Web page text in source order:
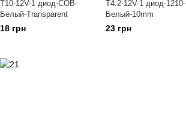
Т10-12V-1 диод-СОВ-
Белый-Transparent
18 грн
T4.2-12V-1 диод-1210-
Белый-10mm
23 грн